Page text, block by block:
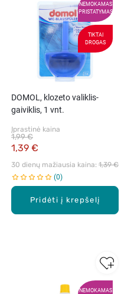
NEMOKAMAS
PRISTATYMAS
TIKTAI
DROGAS
Pridėti į krepšelį
DOMOL, klozeto valiklis-
gaiviklis, 1 vnt.
Įprastinė kaina
1,39 €
1,99 €
30 dienų mažiausia kaina: 1,39 €
0
NEMOKAMAS